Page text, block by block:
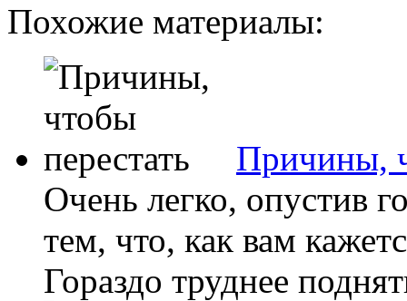
Похожие материалы:
Причины,
Очень легко, опустив
тем, что, как вам
Гораздо труднее